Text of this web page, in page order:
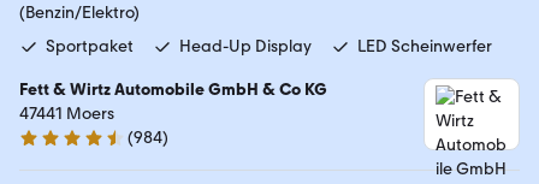
(Benzin/Elektro)
Sportpaket
Head-Up Display LED Scheinwerfer
Fett & Wirtz Automobile GmbH & Co KG
47441 Moers
4.4 Sterne
(984)